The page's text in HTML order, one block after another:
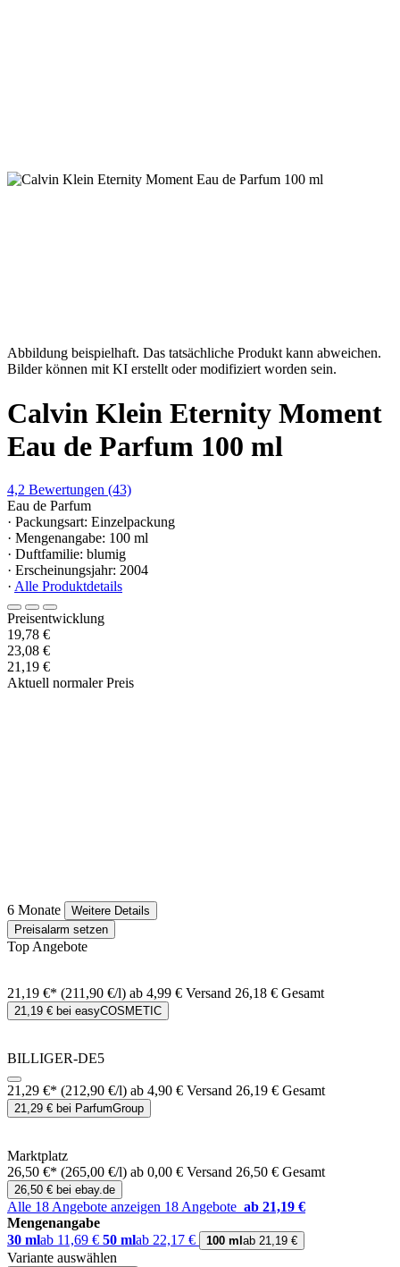
Abbildung beispielhaft. Das tatsächliche Produkt kann abweichen.
Bilder können mit KI erstellt oder modifiziert worden sein.
Calvin Klein Eternity Moment
Eau de Parfum 100 ml
4,2 Bewertungen (43)
Eau de Parfum
· Packungsart: Einzelpackung
· Mengenangabe: 100 ml
· Duftfamilie: blumig
· Erscheinungsjahr: 2004
· Alle Produktdetails
Preisentwicklung
19,78 €
23,08 €
21,19 €
Aktuell normaler Preis
6 Monate
Weitere Details
Preisalarm setzen
Top Angebote
21,19 €* (211,90 €/l) ab 4,99 € Versand 26,18 € Gesamt
21,19 € bei easyCOSMETIC
BILLIGER-DE5
21,29 €* (212,90 €/l) ab 4,90 € Versand 26,19 € Gesamt
21,29 € bei ParfumGroup
Marktplatz
26,50 €* (265,00 €/l) ab 0,00 € Versand 26,50 € Gesamt
26,50 € bei ebay.de
Alle 18 Angebote anzeigen 18 Angebote ab 21,19 €
Mengenangabe
30 mlab 11,69 € 50 mlab 22,17 € 100 ml ab 21,19 €
Variante auswählen